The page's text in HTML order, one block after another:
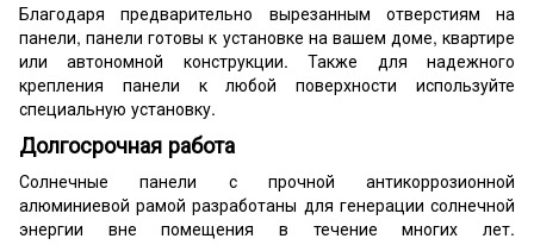
Благодаря предварительно вырезанным отверстиям на
панели, панели готовы к установке на вашем доме, квартире
или автономной конструкции. Также для надежного
крепления панели к любой поверхности используйте
специальную установку.
Долгосрочная работа
Солнечные панели с прочной антикоррозионной
алюминиевой рамой разработаны для генерации солнечной
энергии вне помещения в течение многих лет.